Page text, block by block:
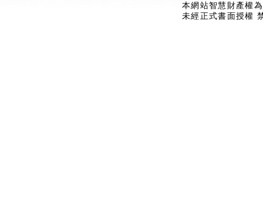
本網站智慧財產權
未經正式書面授權